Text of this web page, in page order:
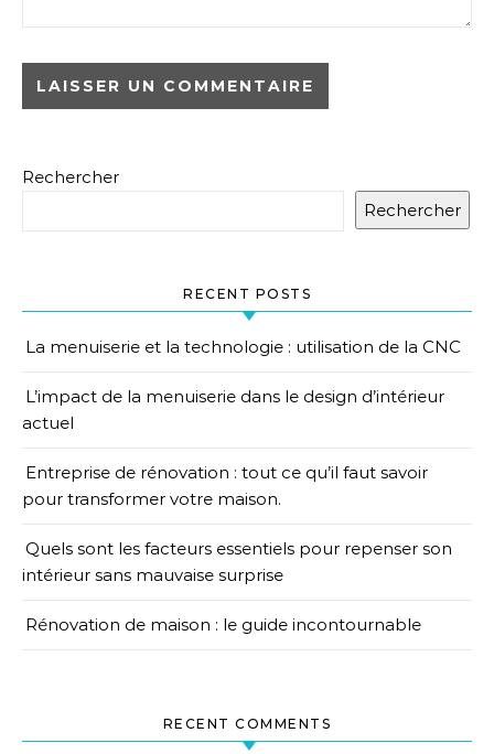
Rechercher
Rechercher
RECENT POSTS
La menuiserie et la technologie : utilisation de la CNC
L’impact de la menuiserie dans le design d’intérieur
actuel
Entreprise de rénovation : tout ce qu’il faut savoir
pour transformer votre maison.
Quels sont les facteurs essentiels pour repenser son
intérieur sans mauvaise surprise
Rénovation de maison : le guide incontournable
RECENT COMMENTS